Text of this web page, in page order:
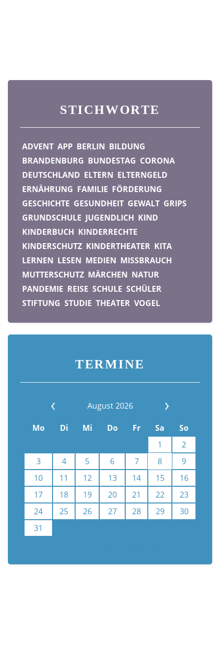
STICHWORTE
ADVENT APP BERLIN BILDUNG
BRANDENBURG BUNDESTAG CORONA
DEUTSCHLAND ELTERN ELTERNGELD
ERNÄHRUNG FAMILIE FÖRDERUNG
GESCHICHTE GESUNDHEIT GEWALT GRIPS
GRUNDSCHULE JUGENDLICH KIND
KINDERBUCH KINDERRECHTE
KINDERSCHUTZ KINDERTHEATER KITA
LERNEN LESEN MEDIEN MISSBRAUCH
MUTTERSCHUTZ MÄRCHEN NATUR
PANDEMIE REISE SCHULE SCHÜLER
STIFTUNG STUDIE THEATER VOGEL
TERMINE
August 2026
Mo Di Mi Do Fr Sa
So
1
2
3
4 5 6 7 8
9
10
11 12 13 14 15
16
17
18 19 20 21 22
23
24
25 26 27 28 29
30
31